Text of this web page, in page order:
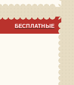
БЕСПЛАТНЫЕ